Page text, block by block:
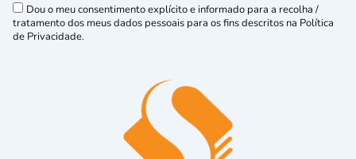
Dou o meu consentimento explícito e informado para a recolha /
tratamento dos meus dados pessoais para os fins descritos na Política
de Privacidade.